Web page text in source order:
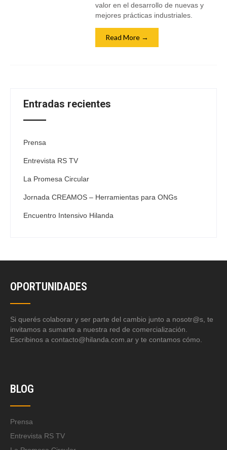
valor en el desarrollo de nuevas y
mejores prácticas industriales.
Read More →
Entradas recientes
Prensa
Entrevista RS TV
La Promesa Circular
Jornada CREAMOS – Herramientas para ONGs
Encuentro Intensivo Hilanda
OPORTUNIDADES
Si querés colaborar y ser parte del cambio junto a nosotr@s, te
invitamos a sumarte a nuestra red de comercialización.
Escribinos a contacto@hilanda.com.ar y te contamos cómo.
BLOG
Prensa
Entrevista RS TV